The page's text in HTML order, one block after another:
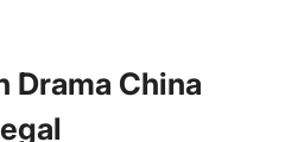
Drama China